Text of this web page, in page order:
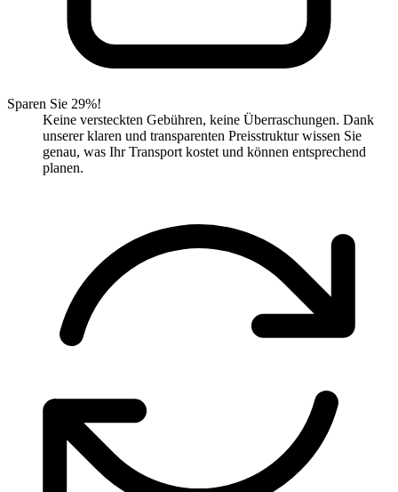
Sparen Sie 29%!
Keine versteckten Gebühren, keine Überraschungen. Dank
unserer klaren und transparenten Preisstruktur wissen Sie
genau, was Ihr Transport kostet und können entsprechend
planen.